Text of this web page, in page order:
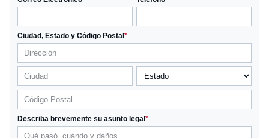
Ciudad, Estado y Código Postal*
Describa brevemente su asunto legal*